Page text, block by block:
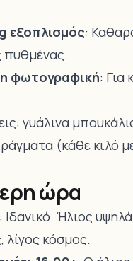
εξοπλισμός:
φωτογραφική: Για
γυάλινα
(κάθε κιλό
ώρα
: Ιδανικό. Ήλιος
κόσμος.